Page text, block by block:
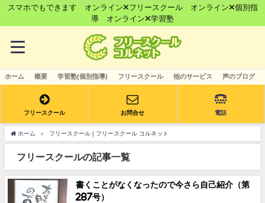
スマホでもできます オンライン×フリースクール オンライン×個別指
導 オンライン×学習塾
ホーム 概要 学習塾(個別指導) フリースクール 他のサービス 声のブログ
フリースクール お問合せ 電話
ホーム フリースクール | フリースクール コルネット
フリースクールの記事一覧
書くことがなくなったので今さら自己紹介（第
287号）